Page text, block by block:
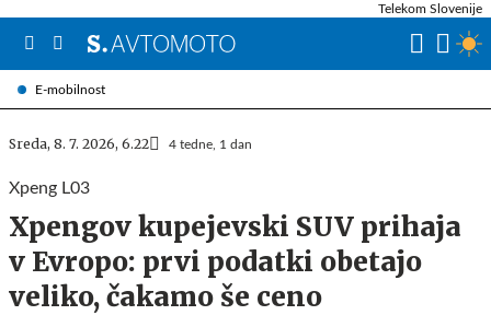
E-mobilnost
Telekom Slovenije
Sreda, 8. 7. 2026, 6.22 4 tedne, 1 dan
Xpeng L03
Xpengov kupejevski SUV prihaja
v Evropo: prvi podatki obetajo
veliko, čakamo še ceno